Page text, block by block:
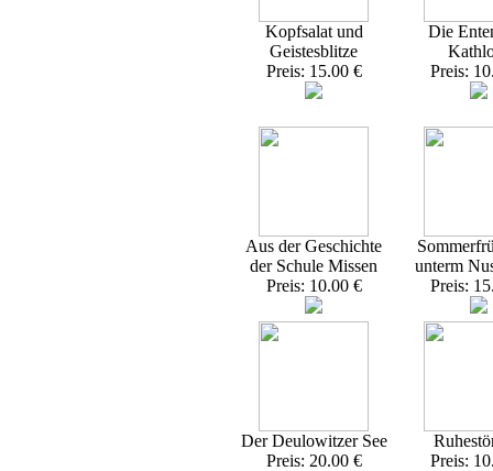
Kopfsalat und
Geistesblitze
Preis: 15.00 €
Die
Preis:
Aus der Geschichte
der Schule Missen
Preis: 10.00 €
unterm
Preis:
Der Deulowitzer See
Preis: 20.00 €
Preis: